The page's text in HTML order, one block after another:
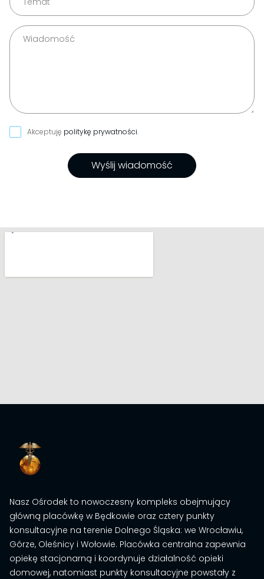
Akceptuję politykę prywatności.
Wyślij wiadomość
Nasz Ośrodek to nowoczesny kompleks obejmujący
główną placówkę w Będkowie oraz cztery punkty
konsultacyjne na terenie Dolnego Śląska: we Wrocławiu,
Górze, Oleśnicy i Wołowie. Placówka centralna zapewnia
opiekę stacjonarną i koordynuje działalność opieki
domowej, natomiast punkty konsultacyjne powstały z